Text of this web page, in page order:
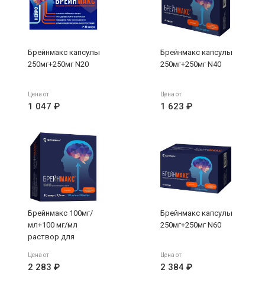
Брейнмакс капсулы
250мг+250мг N20
Цена от
1 047 ₽
Брейнмакс капсулы
250мг+250мг N40
Цена от
1 623 ₽
Брейнмакс 100мг/
мл+100 мг/мл
раствор для
внутримышечного
введения 2,5мл
Цена от
2 283 ₽
Брейнмакс капсулы
250мг+250мг N60
Цена от
2 384 ₽